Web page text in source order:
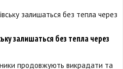
залишаться без тепла через
продовжують викрадати та